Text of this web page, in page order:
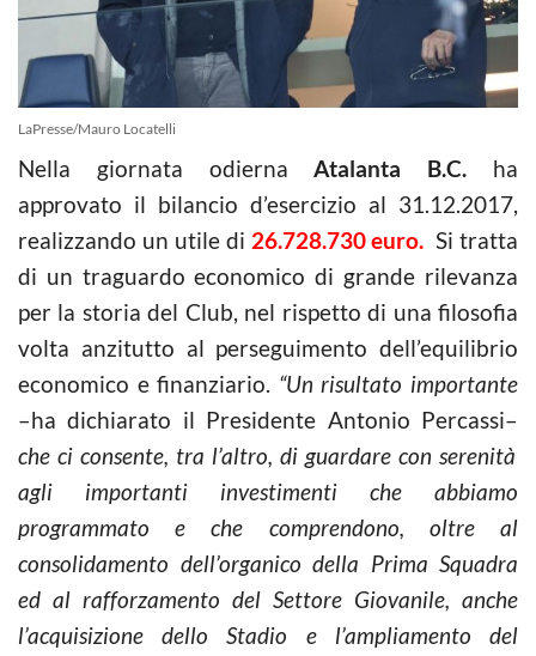
LaPresse/Mauro Locatelli
Nella giornata odiernaAtalanta B.C. ha
approvato il bilancio d’esercizio al 31.12.2017,
realizzando un utile di 26.728.730 euro. Si tratta
di un traguardo economico di grande rilevanza
per la storia del Club, nel rispetto di una filosofia
volta anzitutto al perseguimento dell’equilibrio
economico e finanziario. “Un risultato importante
–ha dichiarato il Presidente Antonio Percassi–
che ci consente, tra l’altro, di guardare con serenità
agli importanti investimenti che abbiamo
programmato e che comprendono, oltre al
consolidamento dell’organico della Prima Squadra
ed al rafforzamento del Settore Giovanile, anche
l’acquisizione dello Stadio e l’ampliamento del